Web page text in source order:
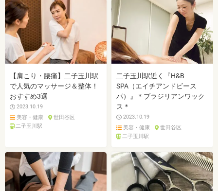
【肩こり・腰痛】二子玉川駅
で人気のマッサージ＆整体！
おすすめ3選
2023.10.19
美容・健康
世田谷区
二子玉川駅
二子玉川駅近く『H&B
SPA（エイチアンドビース
パ）』＊ブラジリアンワック
ス＊
2023.10.19
美容・健康
世田谷区
二子玉川駅